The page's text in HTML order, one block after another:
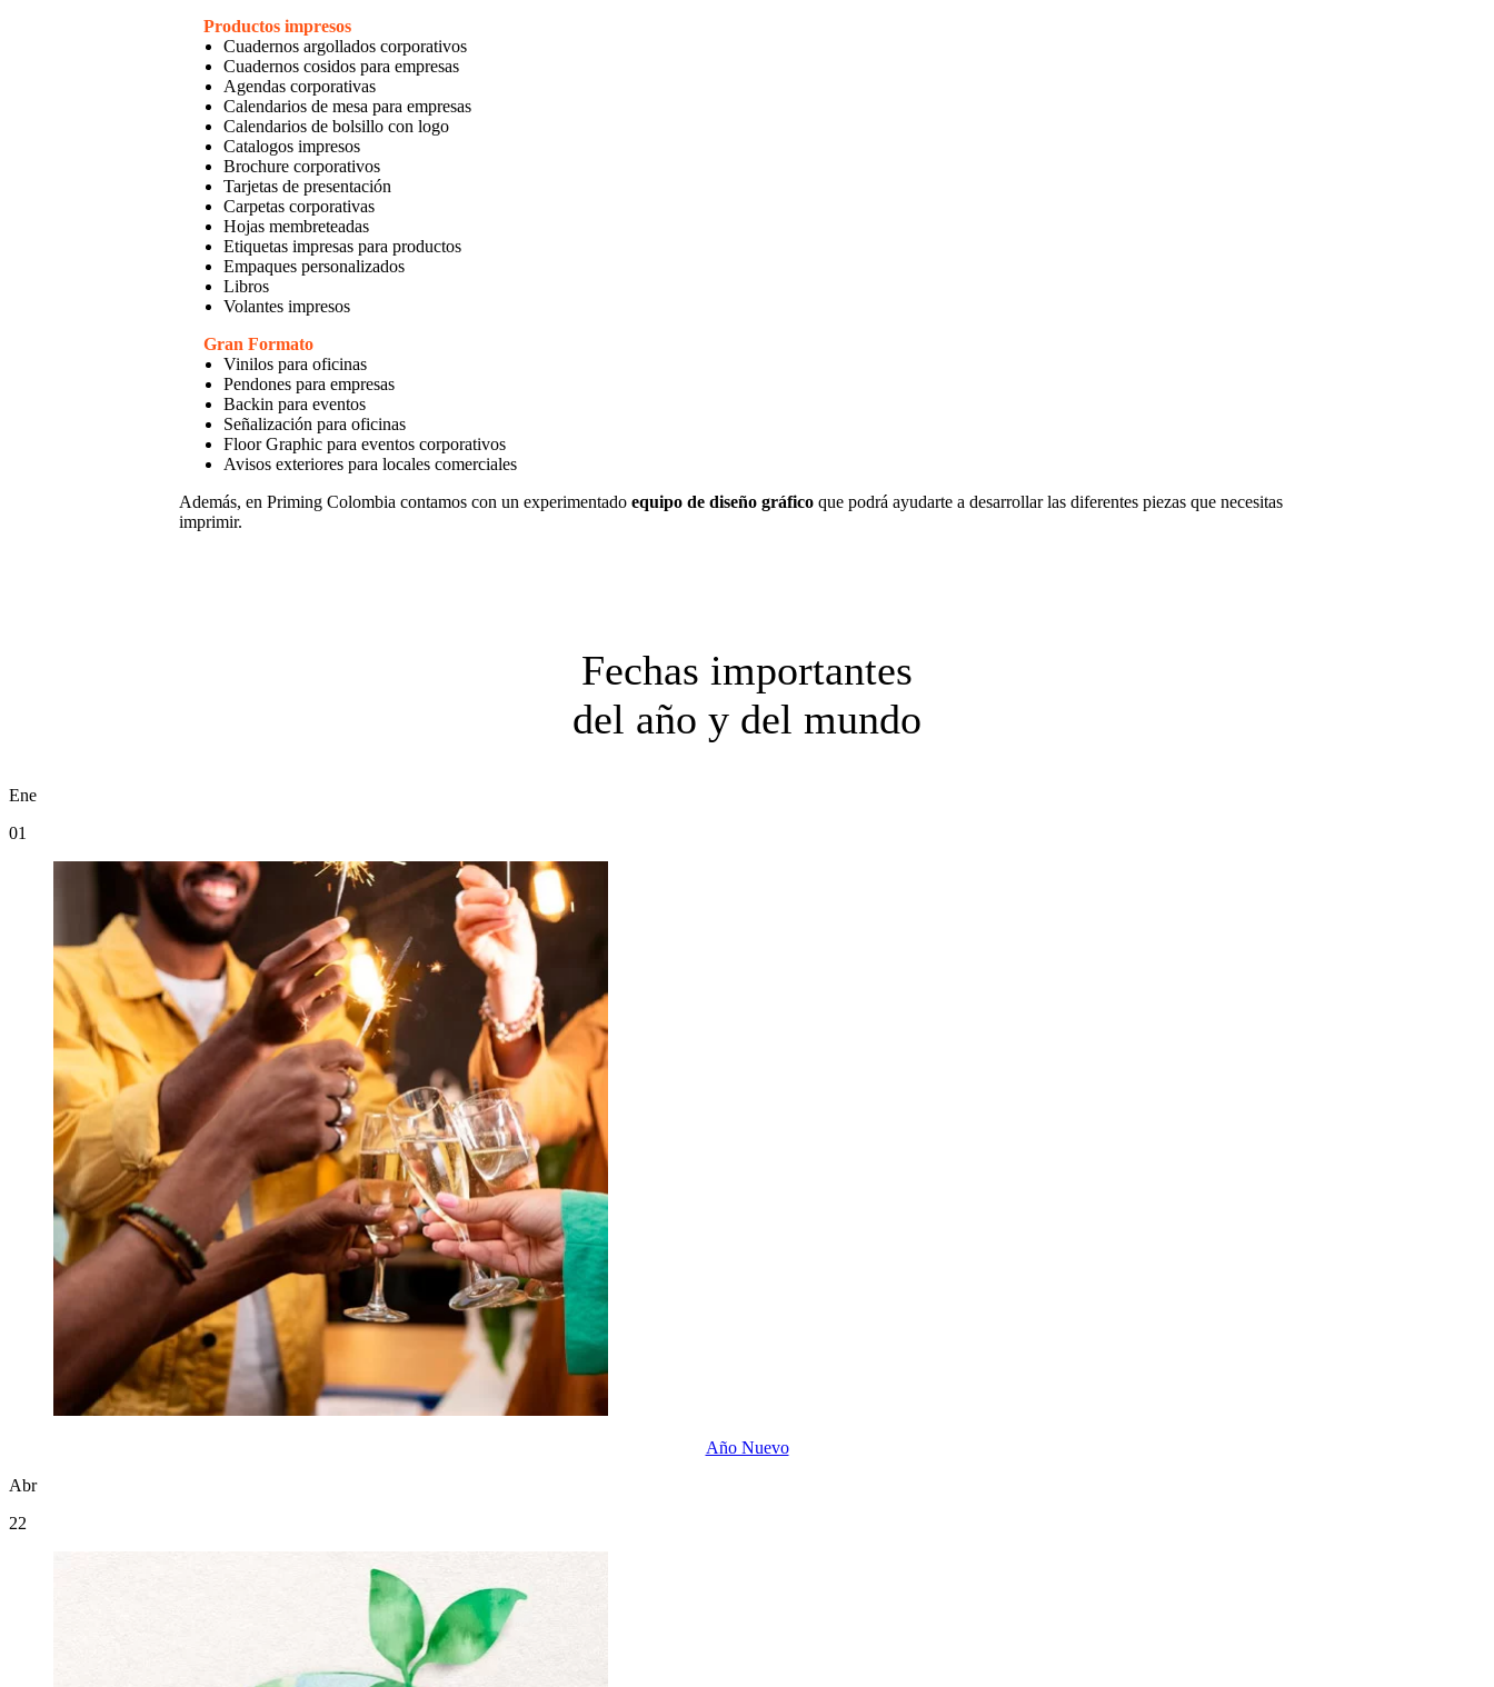
Productos impresos
Cuadernos argollados corporativos
Cuadernos cosidos para empresas
Agendas corporativas
Calendarios de mesa para empresas
Calendarios de bolsillo con logo
Catalogos impresos
Brochure corporativos
Tarjetas de presentación
Carpetas corporativas
Hojas membreteadas
Etiquetas impresas para productos
Empaques personalizados
Libros
Volantes impresos
Gran Formato
Vinilos para oficinas
Pendones para empresas
Backin para eventos
Señalización para oficinas
Floor Graphic para eventos corporativos
Avisos exteriores para locales comerciales
Además, en Priming Colombia contamos con un experimentado equipo de diseño gráficoque podrá ayudarte a desarrollar las diferentes piezas que necesitas
imprimir.
Fechas importantes
del año y del mundo
Ene
01
Año Nuevo
Abr
22